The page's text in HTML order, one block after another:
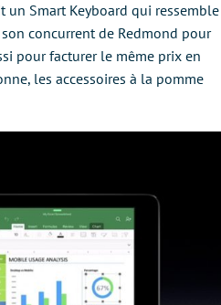
un Smart Keyboard qui ressemble
concurrent de Redmond pour
pour facturer le même prix en
les accessoires à la pomme